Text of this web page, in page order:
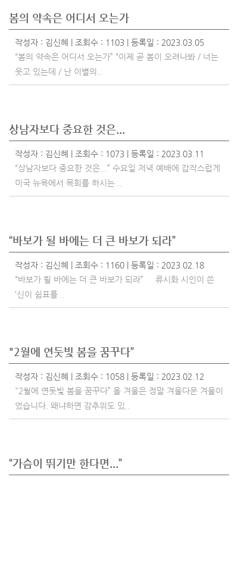
봄의 약속은 어디서 오는가
작성자 : 김신혜
| 조회수 : 1103 | 등록일 : 2023.03.05
“봄의 약속은 어디서 오는가” “이제 곧 봄이 오려나봐 / 너는
웃고 있는데 / 난 이별의..
상남자보다 중요한 것은...
작성자 : 김신혜
| 조회수 : 1073 | 등록일 : 2023.03.11
“상남자보다 중요한 것은...” 수요일 저녁 예배에 갑작스럽게
미국 뉴욕에서 목회를 하시는 ..
“바보가 될 바에는 더 큰 바보가 되라”
작성자 : 김신혜
| 조회수 : 1160 | 등록일 : 2023.02.18
“바보가 될 바에는 더 큰 바보가 되라” 류시화 시인이 쓴
‘신이 쉼표를 ..
"2월에 연둣빛 봄을 꿈꾸다”
작성자 : 김신혜
| 조회수 : 1058 | 등록일 : 2023.02.12
"2월에 연둣빛 봄을 꿈꾸다” 올 겨울은 정말 겨울다운 겨울이
었습니다. 왜냐하면 강추위도 있..
“가슴이 뛰기만 한다면...”